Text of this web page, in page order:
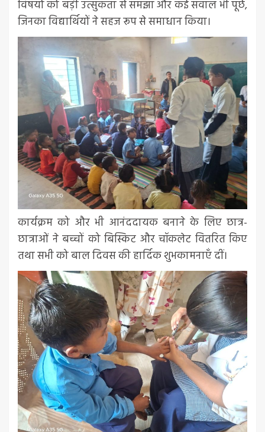
विषयों को बड़ी उत्सुकता से समझा और कई सवाल भी पूछे,
जिनका विद्यार्थियों ने सहज रूप से समाधान किया।
कार्यक्रम को और भी आनंददायक बनाने के लिए छात्र-
छात्राओं ने बच्चों को बिस्किट और चॉकलेट वितरित किए
तथा सभी को बाल दिवस की हार्दिक शुभकामनाएँ दीं।